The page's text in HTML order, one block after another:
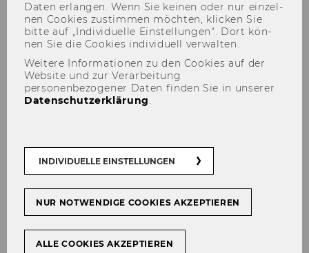
Daten er­lan­gen. Wenn Sie kei­nen oder nur ein­zel­
nen Coo­kies zu­stim­men möch­ten, kli­cken Sie
bitte auf „In­di­vi­du­el­le Ein­stel­lun­gen“. Dort kön­
nen Sie die Coo­kies in­di­vi­du­ell ver­wal­ten.
Weitere Informationen zu den Cookies auf der
Website und zur Verarbeitung
personenbezogener Daten finden Sie in unserer
Datenschutzerklärung
INDIVIDUELLE EINSTELLUNGEN
NUR NOTWENDIGE COOKIES AKZEPTIEREN
ALLE COOKIES AKZEPTIEREN